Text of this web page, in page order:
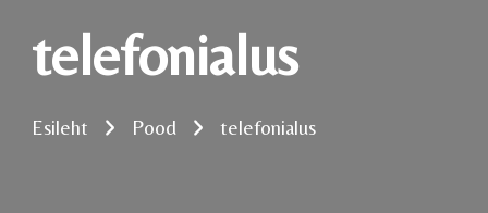
telefonialus
Esileht Pood telefonialus